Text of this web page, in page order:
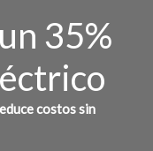
35%
costos sin